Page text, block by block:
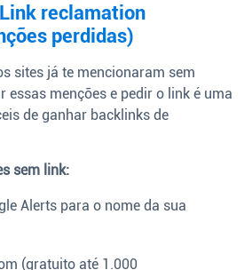
reclamation
perdidas)
sites já te mencionaram sem
essas menções e pedir o link é uma
de ganhar backlinks de
sem link:
Alerts para o nome da sua
(gratuito até 1.000